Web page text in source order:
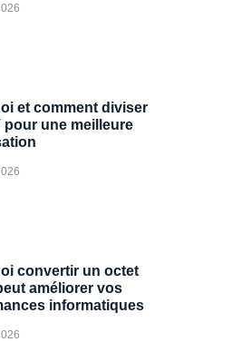
et comment diviser
pour une meilleure
convertir un octet
améliorer vos
informatiques